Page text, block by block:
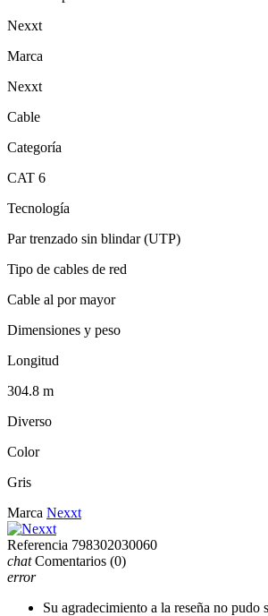
Nexxt
Marca
Nexxt
Cable
Categoría
CAT 6
Tecnología
Par trenzado sin blindar (UTP)
Tipo de cables de red
Cable al por mayor
Dimensiones y peso
Longitud
304.8 m
Diverso
Color
Gris
Marca Nexxt
Referencia 798302030060
chat Comentarios (0)
error
Su agradecimiento a la reseña no pudo